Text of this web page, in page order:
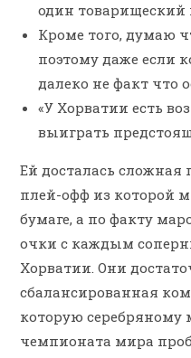
один товарищеский
Кроме того, думаю
поэтому даже если
далеко не факт что
«У Хорватии есть
выиграть
Ей досталась
плей-офф из которой
бумаге, а по факту
очки с каждым
Хорватии. Они
сбалансированная
которую серебряному
чемпионата мира